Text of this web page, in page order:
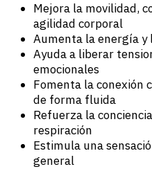
Mejora la movilidad,
agilidad corporal
Aumenta la energía y
Ayuda a liberar
emocionales
Fomenta la conexión
de forma fluida
Refuerza la
respiración
Estimula una
general